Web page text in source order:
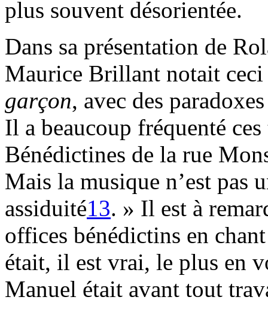
plus souvent désorientée.
Dans sa présentation de
Maurice Brillant notait ceci
garçon, avec des
Il a beaucoup fréquenté
Bénédictines de la rue
Mais la musique n’est pas
assiduité13. » Il est à
offices bénédictins en
était, il est vrai, le plus en
Manuel était avant tout